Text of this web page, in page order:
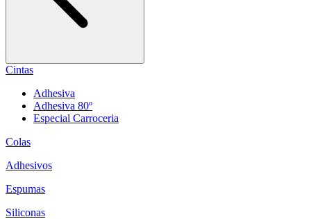
Cintas
Adhesiva
Adhesiva 80º
Especial Carroceria
Colas
Adhesivos
Espumas
Siliconas